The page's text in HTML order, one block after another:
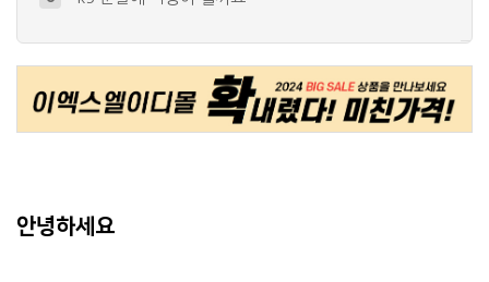
4 미등 관련 문의입니다+1
5 화이트의 경우
안녕하세요